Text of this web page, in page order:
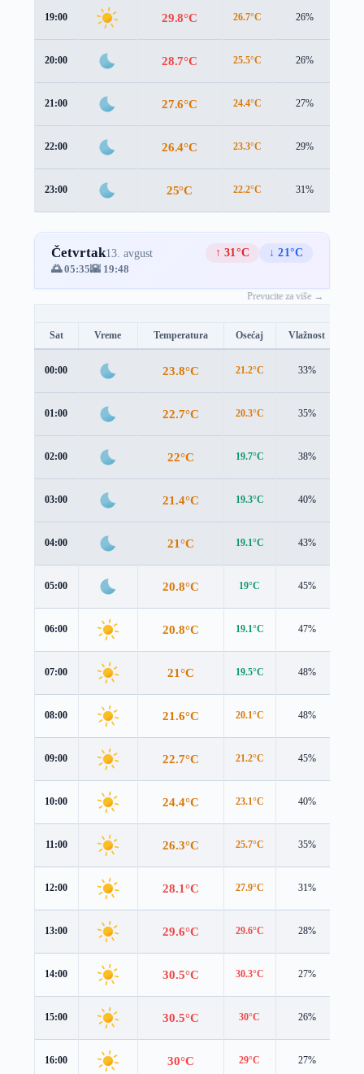
19:00 29.8°C 26.7°C 26%
20:00 28.7°C 25.5°C 26%
21:00 27.6°C 24.4°C 27%
22:00 26.4°C 23.3°C 29%
23:00 25°C 22.2°C 31%
Četvrtak13. avgust ↑ 31°C
↓ 21°C
🌅 05:35🌇 19:48
Prevucite za više →
Sat Vreme Temperatura Osećaj Vlažnost
00:00 23.8°C 21.2°C 33%
01:00 22.7°C 20.3°C 35%
02:00 22°C 19.7°C 38%
03:00 21.4°C 19.3°C 40%
04:00 21°C 19.1°C 43%
05:00 20.8°C 19°C 45%
06:00 20.8°C 19.1°C 47%
07:00 21°C 19.5°C 48%
08:00 21.6°C 20.1°C 48%
09:00 22.7°C 21.2°C 45%
10:00 24.4°C 23.1°C 40%
11:00 26.3°C 25.7°C 35%
12:00 28.1°C 27.9°C 31%
13:00 29.6°C 29.6°C 28%
14:00 30.5°C 30.3°C 27%
15:00 30.5°C 30°C 26%
16:00 30°C 29°C 27%